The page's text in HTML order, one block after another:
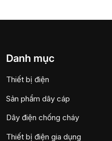
Danh mục
Thiết bị điện
Sản phẩm dây cáp
Dây điện chống cháy
Thiết bị điện gia dụng